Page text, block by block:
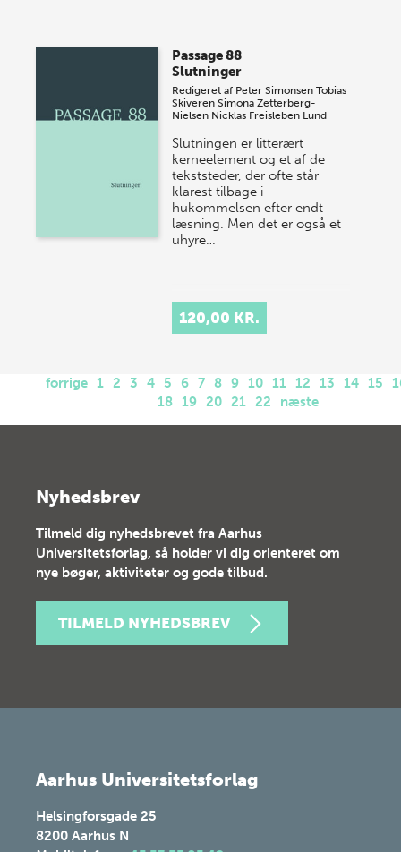
Passage 88
Slutninger
Redigeret af Peter Simonsen Tobias
Skiveren Simona Zetterberg-
Nielsen Nicklas Freisleben Lund
Slutningen er litterært
kerneelement og et af de
tekststeder, der ofte står
klarest tilbage i
hukommelsen efter endt
læsning. Men det er også et
uhyre…
120,00 KR.
forrige 1 2 3 4 5 6 7 8 9 10 11 12 13 14 15
18 19 20 21 22 næste
Nyhedsbrev
Tilmeld dig nyhedsbrevet fra Aarhus
Universitetsforlag, så holder vi dig orienteret om
nye bøger, aktiviteter og gode tilbud.
TILMELD NYHEDSBREV
Aarhus Universitetsforlag
Helsingforsgade 25
8200 Aarhus N